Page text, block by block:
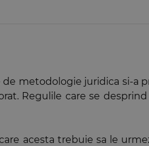
metodologie juridica si-a
Regulile care se
acesta trebuie sa le